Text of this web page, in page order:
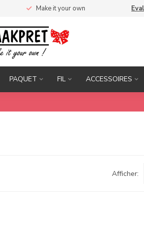
Make it your own
PAQUET FIL ACCESSOIRES
Afficher: